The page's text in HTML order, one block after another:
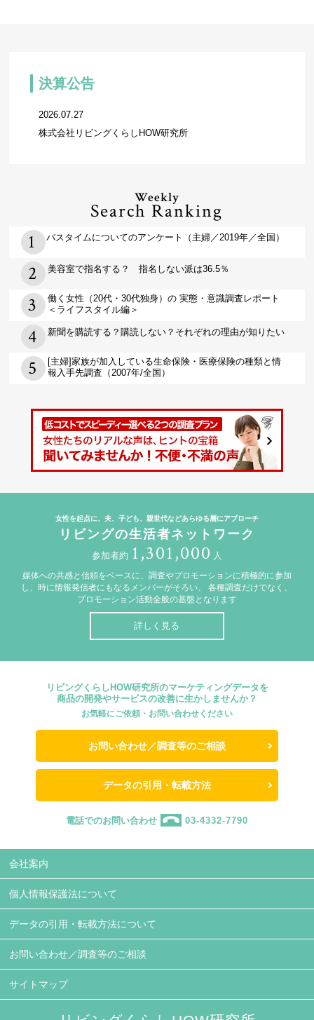
決算公告
2026.07.27
株式会社リビングくらしHOW研究所
Weekly
Search Ranking
バスタイムについてのアンケート（主婦／2019年／全国）
美容室で指名する？ 指名しない派は36.5％
働く女性（20代・30代独身）の 実態・意識調査レポート
＜ライフスタイル編＞
新聞を購読する？購読しない？それぞれの理由が知りたい
[主婦]家族が加入している生命保険・医療保険の種類と情
報入手先調査（2007年/全国）
女性を起点に、夫、子ども、親世代などあらゆる層にアプローチ
リビングの生活者ネットワーク
参加者約 1,301,000 人
媒体への共感と信頼をベースに、調査やプロモーションに積極的に参加
し、時に情報発信者にもなるメンバーがそろい、
各種調査だけでなく、
プロモーション活動全般の基盤となります
詳しく見る
リビングくらしHOW研究所のマーケティングデータを
商品の開発やサービスの改善に生かしませんか？
お気軽にご依頼・お問い合わせください
お問い合わせ／調査等のご相談
データの引用・転載方法
電話でのお問い合わせ 03-4332-7790
会社案内
個人情報保護法について
データの引用・転載方法について
お問い合わせ／調査等のご相談
サイトマップ